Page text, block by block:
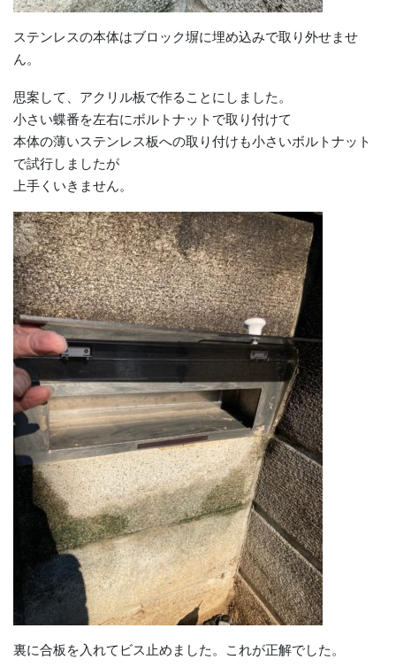
ステンレスの本体はブロック塀に埋め込みで取り外せませ
ん。
思案して、アクリル板で作ることにしました。
小さい蝶番を左右にボルトナットで取り付けて
本体の薄いステンレス板への取り付けも小さいボルトナット
で試行しましたが
上手くいきません。
裏に合板を入れてビス止めました。これが正解でした。